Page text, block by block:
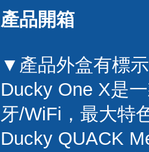
產品開箱
▼產品外盒有標
Ducky One X是
牙/WiFi，最大特
Ducky QUACK